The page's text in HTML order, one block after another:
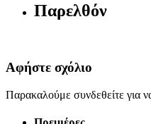
Παρελθόν
Αφήστε σχόλιο
Παρακαλούμε συνδεθείτε για